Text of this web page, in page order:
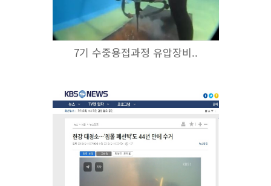
7기 수중용접과정 유압장비..